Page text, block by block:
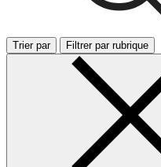
Trier par Filtrer par rubrique